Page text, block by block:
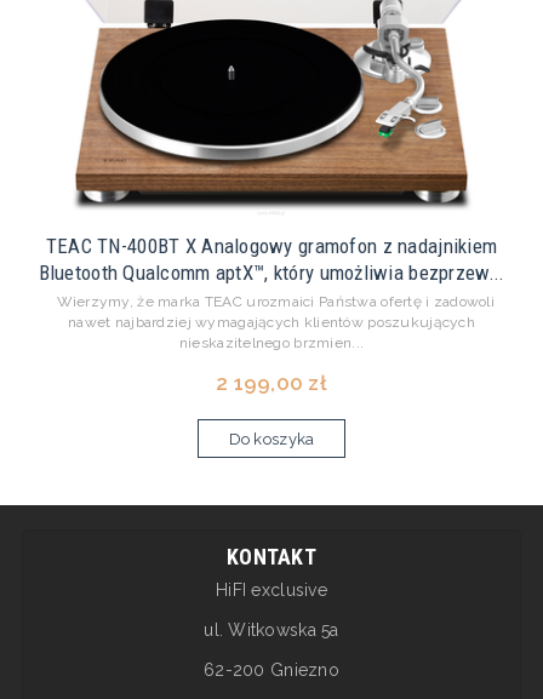
TEAC TN-400BT X Analogowy gramofon z nadajnikiem
Bluetooth Qualcomm aptX™, który umożliwia bezprzew...
Wierzymy, że marka TEAC urozmaici Państwa ofertę i zadowoli
nawet najbardziej wymagających klientów poszukujących
nieskazitelnego brzmien...
2 199,00 zł
Do koszyka
KONTAKT
HiFI exclusive
ul. Witkowska 5a
62-200 Gniezno